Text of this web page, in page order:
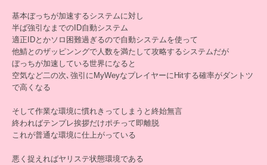
基本ぼっちが加速するシステムに対し
半ば強引なまでのID自動システム
適正IDとかソロ困難過ぎるので自動システムを使って
他鯖とのザッピンングで人数を満たして攻略するシステムだが
ぼっちが加速している世界になると
空気など二の次､強引にMyWeyなプレイヤーにHitする確率がダントツ
で高くなる
そして作業な環境に慣れきってしまうと終始無言
終わればテンプレ挨拶だけポチって即離脱
これが普通な環境に仕上がっている
悪く捉えればヤリステ状態環境である